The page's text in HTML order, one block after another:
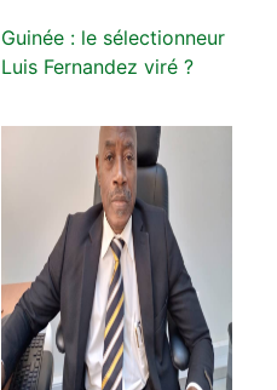
Guinée : le sélectionneur
Luis Fernandez viré ?